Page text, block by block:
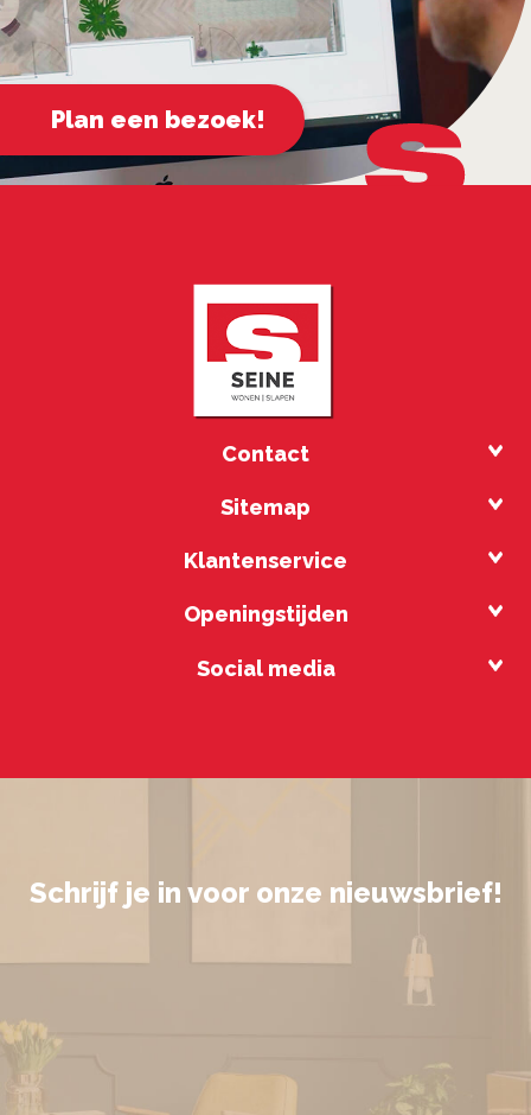
Plan een bezoek!
Contact
Sitemap
Klantenservice
Openingstijden
Social media
Schrijf je in voor onze nieuwsbrief!